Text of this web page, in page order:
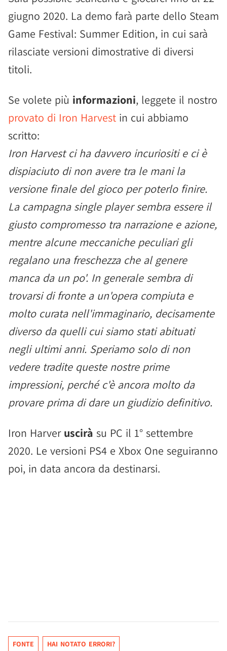
giugno 2020. La demo farà parte dello Steam
Game Festival: Summer Edition, in cui sarà
rilasciate versioni dimostrative di diversi
titoli.
Se volete più informazioni, leggete il nostro
provato di Iron Harvest in cui abbiamo
scritto:
Iron Harvest ci ha davvero incuriositi e ci è
dispiaciuto di non avere tra le mani la
versione finale del gioco per poterlo finire.
La campagna single player sembra essere il
giusto compromesso tra narrazione e azione,
mentre alcune meccaniche peculiari gli
regalano una freschezza che al genere
manca da un po'. In generale sembra di
trovarsi di fronte a un'opera compiuta e
molto curata nell'immaginario, decisamente
diverso da quelli cui siamo stati abituati
negli ultimi anni. Speriamo solo di non
vedere tradite queste nostre prime
impressioni, perché c'è ancora molto da
provare prima di dare un giudizio definitivo.
Iron Harver uscirà su PC il 1° settembre
2020. Le versioni PS4 e Xbox One seguiranno
poi, in data ancora da destinarsi.
FONTE HAI NOTATO ERRORI?